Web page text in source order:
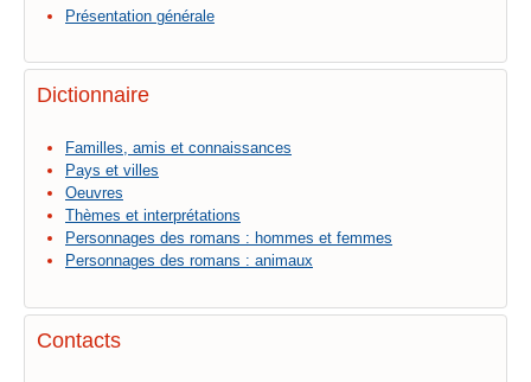
Présentation générale
Dictionnaire
Familles, amis et connaissances
Pays et villes
Oeuvres
Thèmes et interprétations
Personnages des romans : hommes et femmes
Personnages des romans : animaux
Contacts